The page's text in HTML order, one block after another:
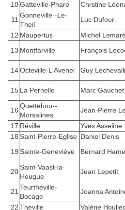
10Gatteville-Phare
Chrstine
11
Gonneville--Le-
Theil
Luc Dufour
12 Maupertus
Michel
13 Montfarville François
14Octeville-L'Avenel Guy
15 La Pernelle Marc Gauchet
16
Quettehou--
Morsalines
Jean-Pierre
17 Réville
Yves Asseline
18 Saint-Pierre-Eglise Daniel Denis
19 Sainte-Geneviève Bernard
20
Saint-Vaast-la-
Hougue
Jean Lepetit
21
Teurthéville-
Bocage
Joanna
22 Théville
Valérie